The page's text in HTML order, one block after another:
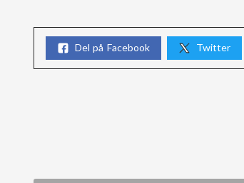
Del på Facebook Twitter